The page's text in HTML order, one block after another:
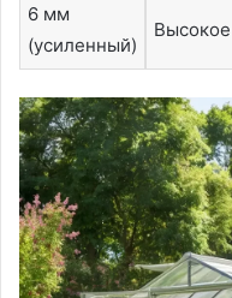
6 мм
(усиленный)
Высокое